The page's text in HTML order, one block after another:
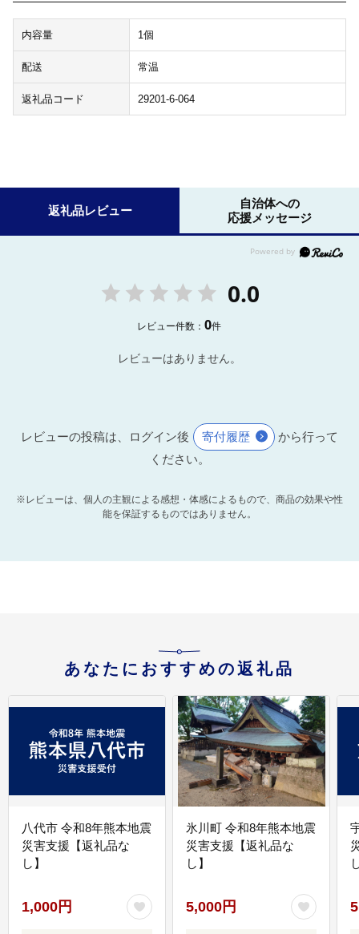
内容量 1個
配送 常温
返礼品コード 29201-6-064
返礼品レビュー
自治体への
応援メッセージ
0.0
レビュー件数：0件
レビューはありません。
レビューの投稿は、ログイン後 寄付履歴
から行って
ください。
※レビューは、個人の主観による感想・体感によるもので、商品の効果や性
能を保証するものではありません。
あなたにおすすめの返礼品
八代市 令和8年熊本地震
災害支援【返礼品な
し】
1,000円
氷川町 令和8年熊本地震
災害支援【返礼品な
し】
5,000円